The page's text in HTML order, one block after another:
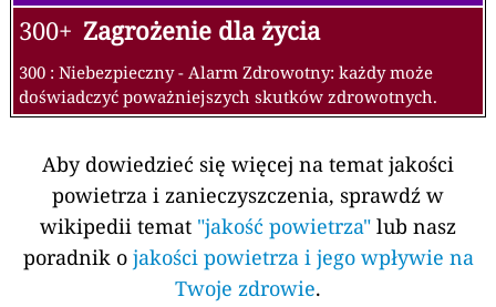
300+ Zagrożenie dla życia
300 : Niebezpieczny - Alarm Zdrowotny: każdy może
doświadczyć poważniejszych skutków zdrowotnych.
Aby dowiedzieć się więcej na temat jakości
powietrza i zanieczyszczenia, sprawdź w
wikipedii temat "jakość powietrza" lub nasz
poradnik o jakości powietrza i jego wpływie na
Twoje zdrowie.